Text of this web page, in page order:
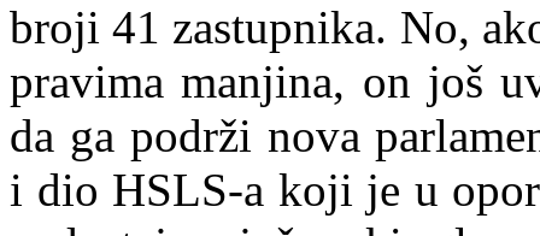
broji 41 zastupnika. No,
pravima manjina, on još
da ga podrži nova
i dio HSLS-a koji je u